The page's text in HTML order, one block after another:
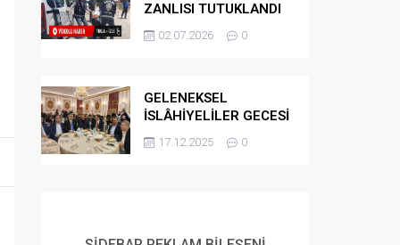
ZANLISI TUTUKLANDI
02.07.2026 0
GELENEKSEL
İSLÂHİYELİLER GECESİ
DÜZENLENDİ
17.12.2025 0